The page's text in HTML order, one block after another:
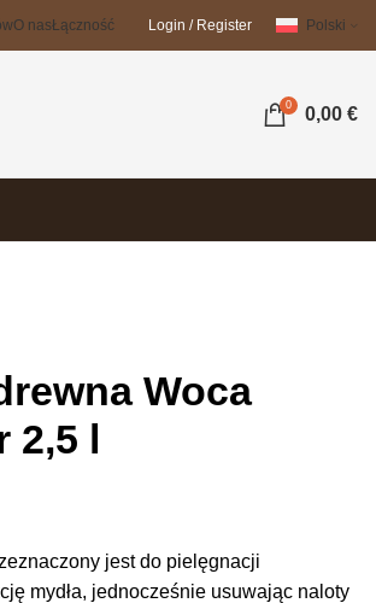
O nasŁączność Login / Register Polski
0 0,00 €
Woca
2,5 l
jest do pielęgnacji
mydła, jednocześnie usuwając naloty